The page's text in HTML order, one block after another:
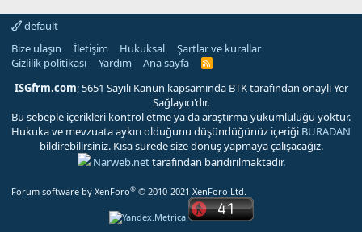
default
Bize ulaşın
İletişim Hukuksal
Şartlar ve kurallar
Gizlilik politikası
Yardım Ana sayfa
R
S
ISGfrm.com; 5651 Sayılı Kanun kapsamında BTK tarafından onaylı Yer
Sağlayıcı'dır.
Bu sebeple içerikleri kontrol etme ya da araştırma yükümlülüğü yoktur.
Hukuka ve mevzuata aykırı olduğunu düşündüğünüz içeriği BURADAN
bildirebilirsiniz. Kısa sürede size dönüş yapmaya çalışacağız.
Narweb.nettarafından barıdırılmaktadır.
Forum software by XenForo® © 2010-2021 XenForo Ltd.